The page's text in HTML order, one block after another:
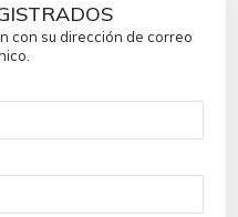
con su dirección de correo